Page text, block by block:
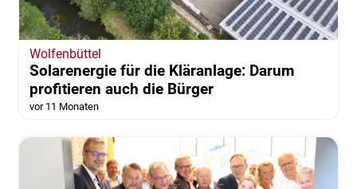
Wolfenbüttel
Solarenergie für die Kläranlage: Darum
profitieren auch die Bürger
vor 11 Monaten